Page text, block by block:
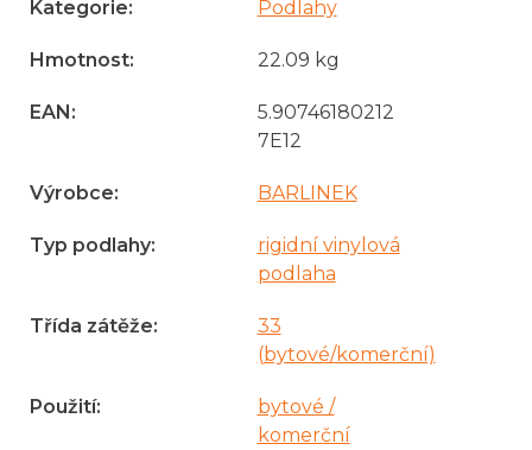
Kategorie: Podlahy
Hmotnost: 22.09 kg
EAN:
5.90746180212
7E12
Výrobce: BARLINEK
Typ podlahy:
rigidní vinylová
podlaha
Třída zátěže:
33
(bytové/komerční)
Použití:
bytové /
komerční